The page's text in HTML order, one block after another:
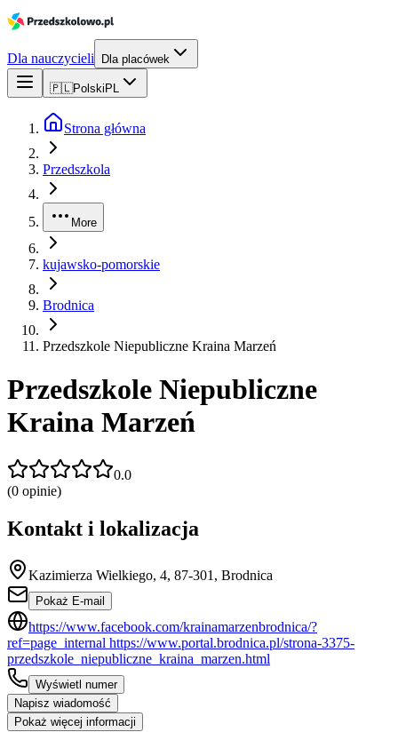
Dla nauczycieli Dla placówek
🇵🇱Polski PL
Strona główna
Przedszkola
More
kujawsko-pomorskie
Brodnica
Przedszkole Niepubliczne Kraina Marzeń
Przedszkole Niepubliczne
Kraina Marzeń
0.0
(0 opinie)
Kontakt i lokalizacja
Kazimierza Wielkiego, 4, 87-301, Brodnica
Pokaż E-mail
https://www.facebook.com/krainamarzenbrodnica/?
ref=page_internal https://www.portal.brodnica.pl/strona-3375-
przedszkole_niepubliczne_kraina_marzen.html
Wyświetl numer
Napisz wiadomość
Pokaż więcej informacji